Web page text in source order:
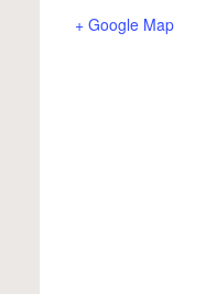
+ Google Map